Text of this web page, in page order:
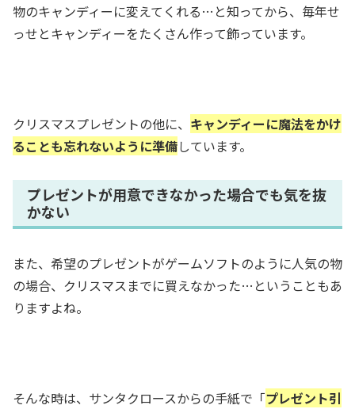
物のキャンディーに変えてくれる…と知ってから、毎年せ
っせとキャンディーをたくさん作って飾っています。
クリスマスプレゼントの他に、 キャンディーに魔法をかけ
ることも忘れないように準備しています。
プレゼントが用意できなかった場合でも気を抜
かない
また、希望のプレゼントがゲームソフトのように人気の物
の場合、 クリスマスまでに買えなかった… ということもあ
りますよね。
そんな時は、サンタクロースからの手紙で「プレゼント引